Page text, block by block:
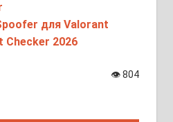
для Valorant
Checker 2026
👁 804